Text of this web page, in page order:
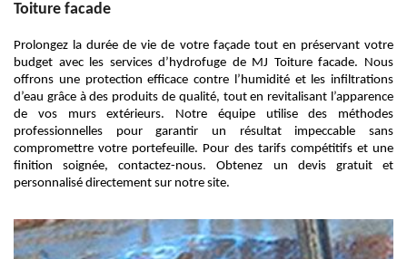
Toiture facade
Prolongez la durée de vie de votre façade tout en préservant votre
budget avec les services d’hydrofuge de MJ Toiture facade. Nous
offrons une protection efficace contre l’humidité et les infiltrations
d’eau grâce à des produits de qualité, tout en revitalisant l’apparence
de vos murs extérieurs. Notre équipe utilise des méthodes
professionnelles pour garantir un résultat impeccable sans
compromettre votre portefeuille. Pour des tarifs compétitifs et une
finition soignée, contactez-nous. Obtenez un devis gratuit et
personnalisé directement sur notre site.